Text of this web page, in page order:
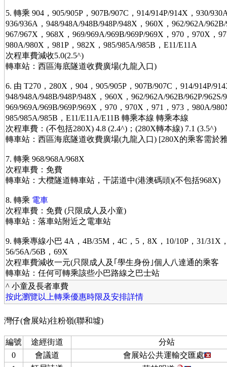
5. 轉乘 904，905/905P，907B/907C，914/914P/914X，930/
936/936A，948/948A/948B/948P/948X，960X，962/962A/
967/967X，968X，969/969A/969B/969P/969X，970，970X，
980A/980X，981P，982X，985/985A/985B，E11/E11A
次程車費減收5.0(2.5^)
轉車站：西區海底隧道收費廣場(九龍入口)
6. 由 T270，280X，904，905/905P，907B/907C，914/914P/
948/948A/948B/948P/948X，960X，962/962A/962B/962P/
969/969A/969B/969P/969X，970，970X，971，973，980A/
985/985A/985B，E11/E11A/E11B 轉乘本線 轉乘本線
次程車費：(不包括280X) 4.8 (2.4^)；(280X轉本線) 7.1 (3.5^)
轉車站：西區海底隧道收費廣場(九龍入口) [280X的乘客需於
7. 轉乘 968/968A/968X
次程車費：免費
轉車站：大欖隧道轉車站，干諾道中(港澳碼頭)(不包括968X)
8. 轉乘 電車
次程車費：免費 (只限成人及小童)
轉車站：落車站附近之電車站
9. 轉乘專線小巴 4A，4B/35M，4C，5，8X，10/10P，31/31X
56/56A/56B，69X
次程車費減收一元(只限成人及｢學生身份｣個人八達通的乘客
轉車站：任何可轉乘該些小巴路線之巴士站
^ 小童及長者車費
按此瀏覽以上轉乘優惠時限及安排詳情
灣仔(會展站)往粉嶺(聯和墟)
編號 途經街道
分站
0
會議道
會展站公共運輸交匯處